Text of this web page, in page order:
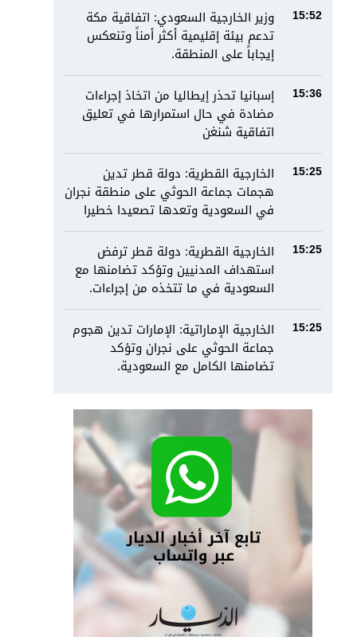
15:52
وزير الخارجية السعودي: اتفاقية مكة
تدعم بيئة إقليمية أكثر أمناً وتنعكس
إيجاباً على المنطقة.
15:36
إسبانيا تحذر إيطاليا من اتخاذ إجراءات
مضادة في حال استمرارها في تعليق
اتفاقية شنغن
15:25
الخارجية القطرية: دولة قطر تدين
هجمات جماعة الحوثي على منطقة نجران
في السعودية وتعدها تصعيدا خطيرا
15:25
الخارجية القطرية: دولة قطر ترفض
استهداف المدنيين وتؤكد تضامنها مع
السعودية في ما تتخذه من إجراءات.
15:25
الخارجية الإماراتية: الإمارات تدين هجوم
جماعة الحوثي على نجران وتؤكد
تضامنها الكامل مع السعودية.